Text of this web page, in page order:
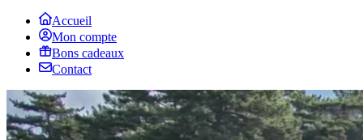
Accueil
Mon compte
Bons cadeaux
Contact